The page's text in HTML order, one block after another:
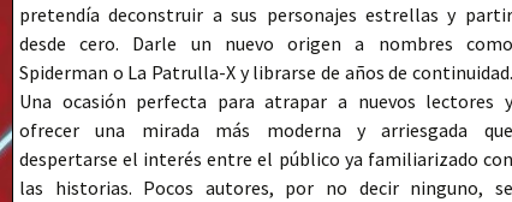
pretendía deconstruir a sus personajes estrellas y partir
desde cero. Darle un nuevo origen a nombres como
Spiderman o La Patrulla-X y librarse de años de continuidad.
Una ocasión perfecta para atrapar a nuevos lectores y
ofrecer una mirada más moderna y arriesgada que
despertarse el interés entre el público ya familiarizado con
las historias. Pocos autores, por no decir ninguno, se